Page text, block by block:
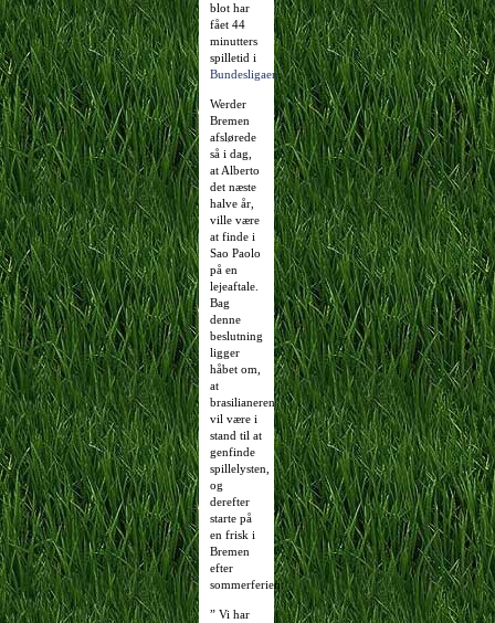
blot har
fået 44
minutters
spilletid i
Bundesligaen.
Werder
Bremen
afslørede
så i dag,
at Alberto
det næste
halve år,
ville være
at finde i
Sao Paolo
på en
lejeaftale.
Bag
denne
beslutning
ligger
håbet om,
at
brasilianeren
vil være i
stand til at
genfinde
spillelysten,
og
derefter
starte på
en frisk i
Bremen
efter
sommerferien:
” Vi har